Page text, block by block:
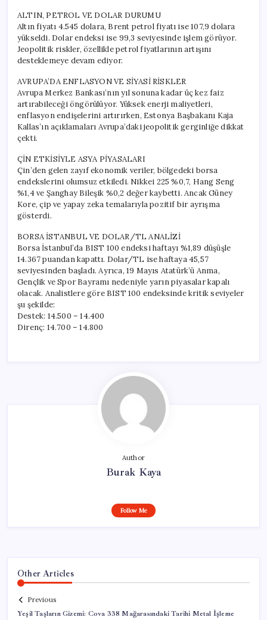
ALTIN, PETROL VE DOLAR DURUMU
Altın fiyatı 4.545 dolara, Brent petrol fiyatı ise 107,9 dolara
yükseldi. Dolar endeksi ise 99,3 seviyesinde işlem görüyor.
Jeopolitik riskler, özellikle petrol fiyatlarının artışını
desteklemeye devam ediyor.
AVRUPA’DA ENFLASYON VE SİYASİ RİSKLER
Avrupa Merkez Bankası’nın yıl sonuna kadar üç kez faiz
artırabileceği öngörülüyor. Yüksek enerji maliyetleri,
enflasyon endişelerini artırırken, Estonya Başbakanı Kaja
Kallas’ın açıklamaları Avrupa’daki jeopolitik gerginliğe dikkat
çekti.
ÇİN ETKİSİYLE ASYA PİYASALARI
Çin’den gelen zayıf ekonomik veriler, bölgedeki borsa
endekslerini olumsuz etkiledi. Nikkei 225 %0,7, Hang Seng
%1,4 ve Şanghay Bileşik %0,2 değer kaybetti. Ancak Güney
Kore, çip ve yapay zeka temalarıyla pozitif bir ayrışma
gösterdi.
BORSA İSTANBUL VE DOLAR/TL ANALİZİ
Borsa İstanbul’da BIST 100 endeksi haftayı %1,89 düşüşle
14.367 puandan kapattı. Dolar/TL ise haftaya 45,57
seviyesinden başladı. Ayrıca, 19 Mayıs Atatürk’ü Anma,
Gençlik ve Spor Bayramı nedeniyle yarın piyasalar kapalı
olacak. Analistlere göre BIST 100 endeksinde kritik seviyeler
şu şekilde:
Destek: 14.500 – 14.400
Direnç: 14.700 – 14.800
Author
Burak Kaya
Follow Me
Other Articles
Previous
Yeşil Taşların Gizemi: Cova 338 Mağarasındaki Tarihi Metal İşleme